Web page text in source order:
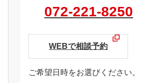
072-221-8250
WEBで相談予約
ご希望日時をお選びください。